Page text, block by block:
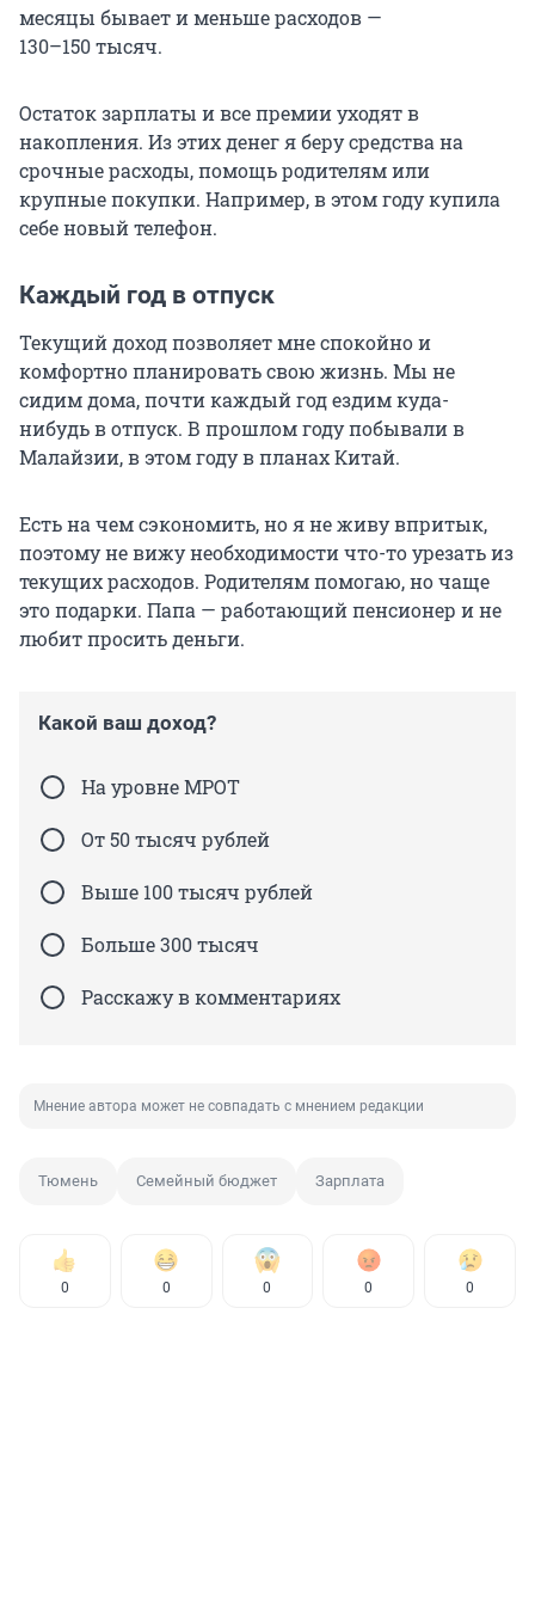
месяцы бывает и меньше расходов —
130–150 тысяч.
Остаток зарплаты и все премии уходят в
накопления. Из этих денег я беру средства на
срочные расходы, помощь родителям или
крупные покупки. Например, в этом году купила
себе новый телефон.
Каждый год в отпуск
Текущий доход позволяет мне спокойно и
комфортно планировать свою жизнь. Мы не
сидим дома, почти каждый год ездим куда-
нибудь в отпуск. В прошлом году побывали в
Малайзии, в этом году в планах Китай.
Есть на чем сэкономить, но я не живу впритык,
поэтому не вижу необходимости что-то урезать из
текущих расходов. Родителям помогаю, но чаще
это подарки. Папа — работающий пенсионер и не
любит просить деньги.
Какой ваш доход?
На уровне МРОТ
От 50 тысяч рублей
Выше 100 тысяч рублей
Больше 300 тысяч
Расскажу в комментариях
Мнение автора может не совпадать с мнением редакции
Тюмень Семейный бюджет Зарплата
0 0 0 0 0